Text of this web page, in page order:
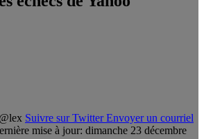
@lex Suivre sur Twitter Envoyer un courriel
mise à jour: dimanche 23 décembre